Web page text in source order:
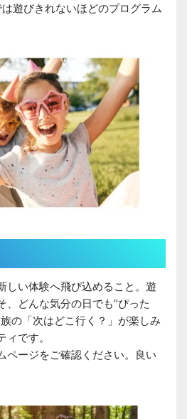
遊びきれないほどのプログラム
しい体験へ飛び込めること。遊
、どんな気分の日でも“ぴった
の「次はどこ行く？」が楽しみ
です。
ページをご確認ください。良い